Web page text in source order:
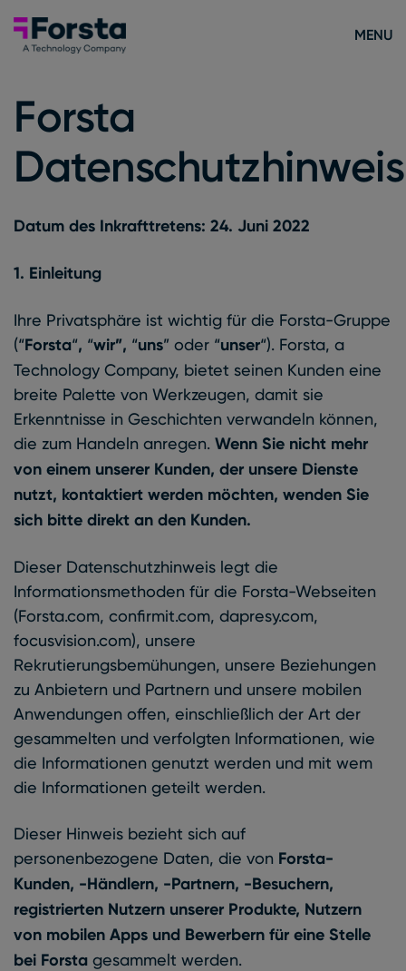
Forsta Deutsch
MENU
Forsta
Datenschutzhinweis
Datum des Inkrafttretens: 24. Juni 2022
1. Einleitung
Ihre Privatsphäre ist wichtig für die Forsta-Gruppe
(“Forsta“, “wir”, “uns” oder “unser“). Forsta, a
Technology Company, bietet seinen Kunden eine
breite Palette von Werkzeugen, damit sie
Erkenntnisse in Geschichten verwandeln können,
die zum Handeln anregen. Wenn Sie nicht mehr
von einem unserer Kunden, der unsere Dienste
nutzt, kontaktiert werden möchten, wenden Sie
sich bitte direkt an den Kunden.
Dieser Datenschutzhinweis legt die
Informationsmethoden für die Forsta-Webseiten
(Forsta.com, confirmit.com, dapresy.com,
focusvision.com), unsere
Rekrutierungsbemühungen, unsere Beziehungen
zu Anbietern und Partnern und unsere mobilen
Anwendungen offen, einschließlich der Art der
gesammelten und verfolgten Informationen, wie
die Informationen genutzt werden und mit wem
die Informationen geteilt werden.
Dieser Hinweis bezieht sich auf
personenbezogene Daten, die von Forsta-
Kunden, -Händlern, -Partnern, -Besuchern,
registrierten Nutzern unserer Produkte, Nutzern
von mobilen Apps und Bewerbern für eine Stelle
bei Forsta gesammelt werden.